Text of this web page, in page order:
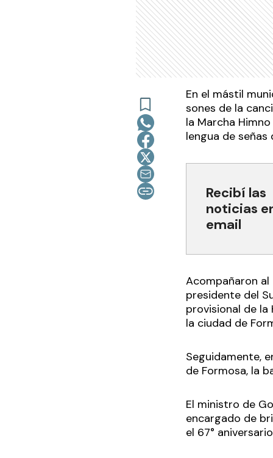
En el mástil
sones de la
la Marcha
lengua de señas
Recibí las
noticias
email
Acompañaron al
presidente del
provisional de la
la ciudad de
Seguidamente,
de Formosa, la
El ministro de
encargado de
el 67°